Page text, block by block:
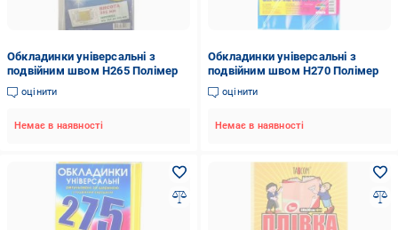
Обкладинки універсальні з
подвійним швом H265 Полімер
оцінити
Немає в наявності
Обкладинки універсальні з
подвійним швом H270 Полімер
оцінити
Немає в наявності